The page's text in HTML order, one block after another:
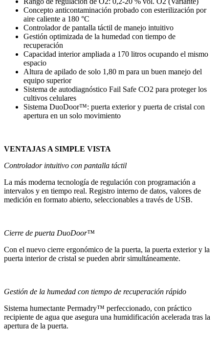
Concepto anticontaminación probado con esterilización por
aire caliente a 180 °C
Controlador de pantalla táctil de manejo intuitivo
Gestión optimizada de la humedad con tiempo de
recuperación
Capacidad interior ampliada a 170 litros ocupando el mismo
espacio
Altura de apilado de solo 1,80 m para un buen manejo del
equipo superior
Sistema de autodiagnóstico Fail Safe CO2 para proteger los
cultivos celulares
Sistema DuoDoor™: puerta exterior y puerta de cristal con
apertura en un solo movimiento
VENTAJAS A SIMPLE VISTA
Controlador intuitivo con pantalla táctil
La más moderna tecnología de regulación con programación a
intervalos y en tiempo real. Registro interno de datos, valores de
medición en formato abierto, seleccionables a través de USB.
Cierre de puerta DuoDoor™
Con el nuevo cierre ergonómico de la puerta, la puerta exterior y la
puerta interior de cristal se pueden abrir simultáneamente.
Gestión de la humedad con tiempo de recuperación rápido
Sistema humectante Permadry™ perfeccionado, con práctico
recipiente de agua que asegura una humidificación acelerada tras la
apertura de la puerta.